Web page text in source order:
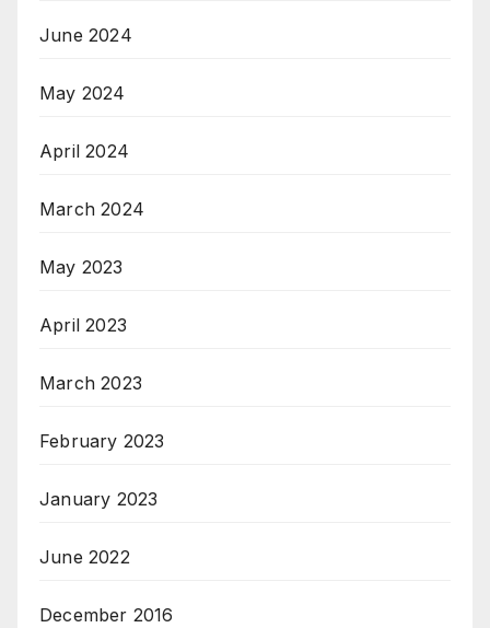
June 2024
May 2024
April 2024
March 2024
May 2023
April 2023
March 2023
February 2023
January 2023
June 2022
December 2016